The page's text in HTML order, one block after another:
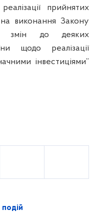
прийнятих
виконання Закону
змін до деяких
щодо реалізації
інвестиціями”